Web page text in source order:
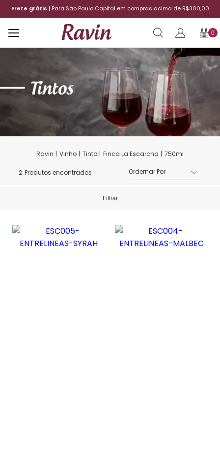
Frete grátis | Para São Paulo Capital em compras acima de R$300,00
0
Vinho Tinto Finca La Escarcha 750ml
2 Produtos encontrados
Filtrar